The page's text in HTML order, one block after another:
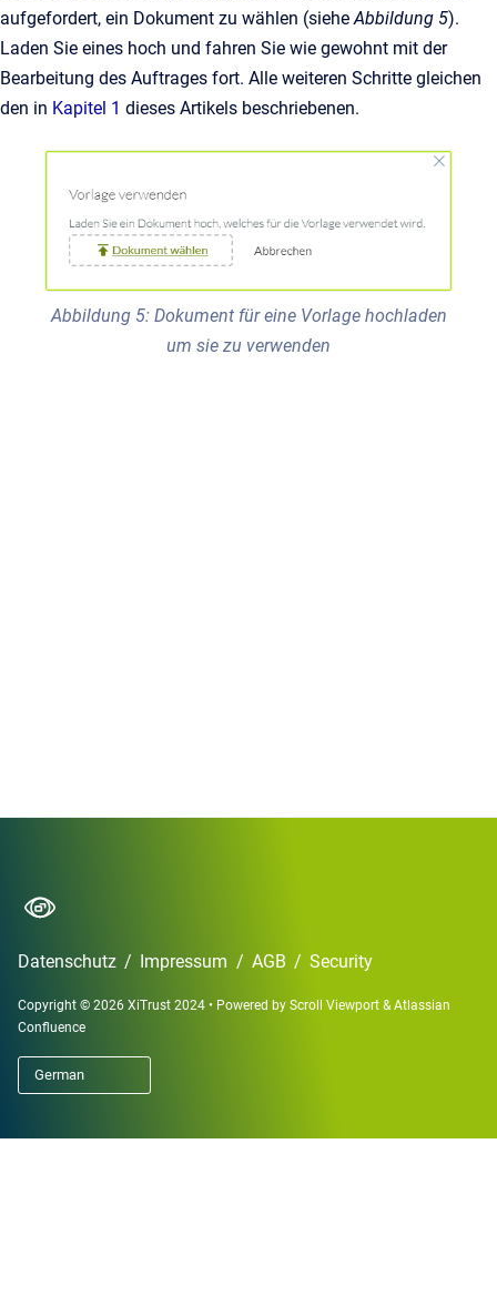
aufgefordert, ein Dokument zu wählen (sieheAbbildung 5).
Laden Sie eines hoch und fahren Sie wie gewohnt mit der
Bearbeitung des Auftrages fort. Alle weiteren Schritte gleichen
den in Kapitel 1 dieses Artikels beschriebenen.
Abbildung 5: Dokument für eine Vorlage hochladen
um sie zu verwenden
Datenschutz / Impressum / AGB / Security
Copyright © 2026 XiTrust 2024 • Powered by Scroll Viewport &Atlassian
Confluence
German